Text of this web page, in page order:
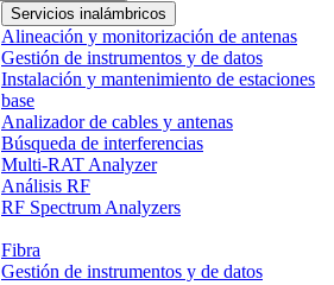
Servicios inalámbricos
Alineación y monitorización de antenas
Gestión de instrumentos y de datos
Instalación y mantenimiento de estaciones
base
Analizador de cables y antenas
Búsqueda de interferencias
Multi-RAT Analyzer
Análisis RF
RF Spectrum Analyzers
Fibra
Gestión de instrumentos y de datos